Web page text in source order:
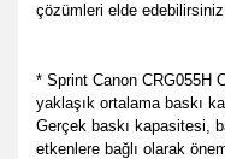
çözümleri elde
* Sprint Canon CRG055H
yaklaşık ortalama baskı
Gerçek baskı kapasitesi,
etkenlere bağlı olarak